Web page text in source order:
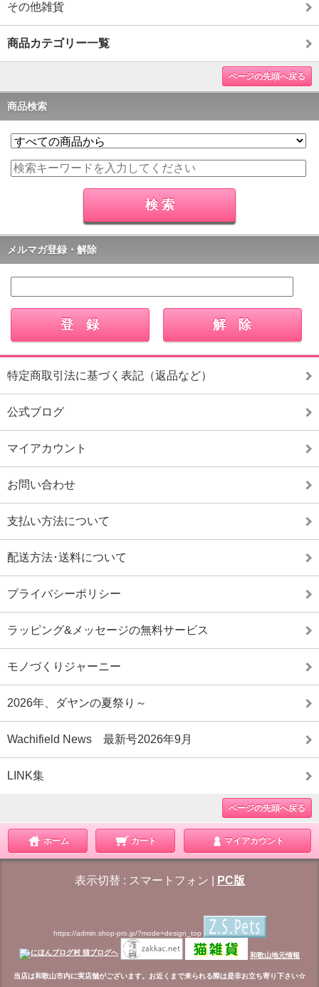
その他雑貨
商品カテゴリー一覧
ページの先頭へ戻る
商品検索
メルマガ登録・解除
特定商取引法に基づく表記（返品など）
公式ブログ
マイアカウント
お問い合わせ
支払い方法について
配送方法･送料について
プライバシーポリシー
ラッピング&メッセージの無料サービス
モノづくりジャーニー
2026年、ダヤンの夏祭り～
Wachifield News 最新号2026年9月
LINK集
ページの先頭へ戻る
ホーム カート マイアカウント
表示切替 : スマートフォン PC版
https://admin.shop-pro.jp/?mode=design_top
和歌山地元情報
当店は和歌山市内に実店舗がございます。お近くまで来られる際は是非お立ち寄り下さい☆